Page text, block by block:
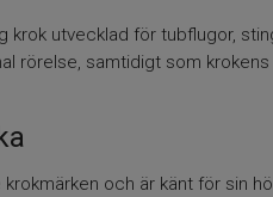
krok utvecklad för tubflugor,
rörelse, samtidigt som
och är känt för sin